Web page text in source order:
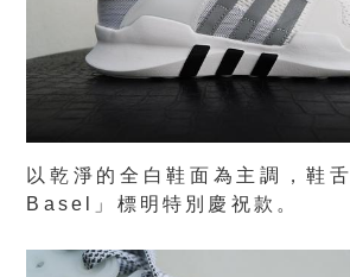
以乾淨的全白鞋面為主調，鞋
Basel」標明特別慶祝款。